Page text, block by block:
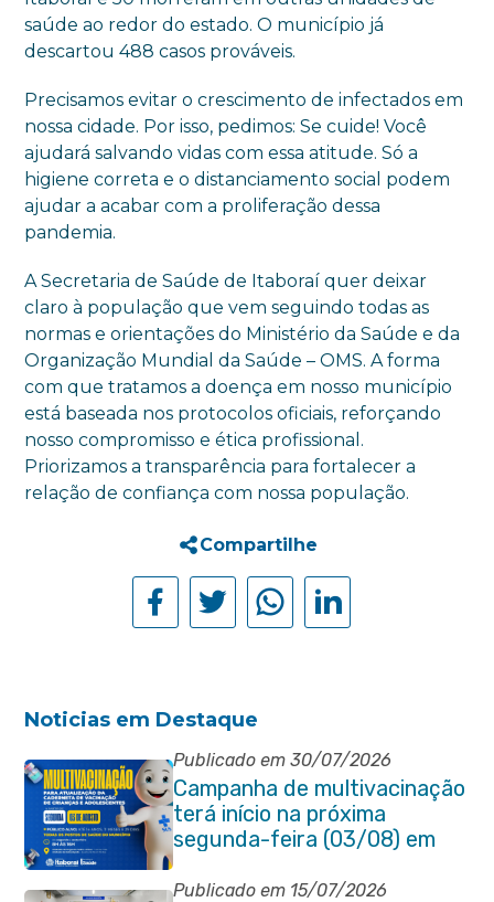
saúde ao redor do estado. O município já
descartou 488 casos prováveis.
Precisamos evitar o crescimento de infectados em
nossa cidade. Por isso, pedimos: Se cuide! Você
ajudará salvando vidas com essa atitude. Só a
higiene correta e o distanciamento social podem
ajudar a acabar com a proliferação dessa
pandemia.
A Secretaria de Saúde de Itaboraí quer deixar
claro à população que vem seguindo todas as
normas e orientações do Ministério da Saúde e da
Organização Mundial da Saúde – OMS. A forma
com que tratamos a doença em nosso município
está baseada nos protocolos oficiais, reforçando
nosso compromisso e ética profissional.
Priorizamos a transparência para fortalecer a
relação de confiança com nossa população.
Compartilhe
Noticias em Destaque
Publicado em 30/07/2026
Campanha de multivacinação
terá início na próxima
segunda-feira (03/08) em
Itaboraí
Publicado em 15/07/2026